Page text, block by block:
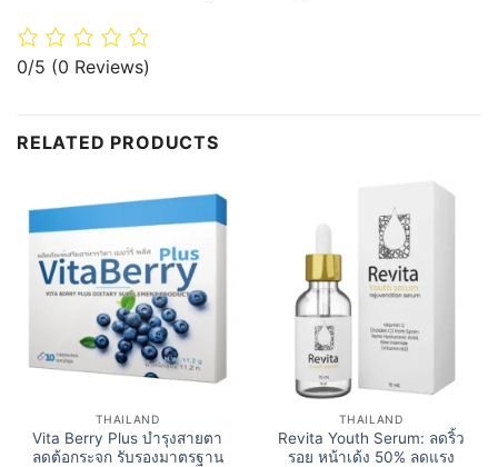
0/5 (0 Reviews)
RELATED PRODUCTS
THAILAND
Vita Berry Plus บำรุงสายตา
ลดต้อกระจก รับรองมาตรฐาน
THAILAND
Revita Youth Serum: ลดริ้ว
รอย หน้าเด้ง 50% ลดแรง